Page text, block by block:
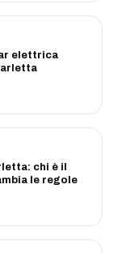
elettrica
chi è il
le regole